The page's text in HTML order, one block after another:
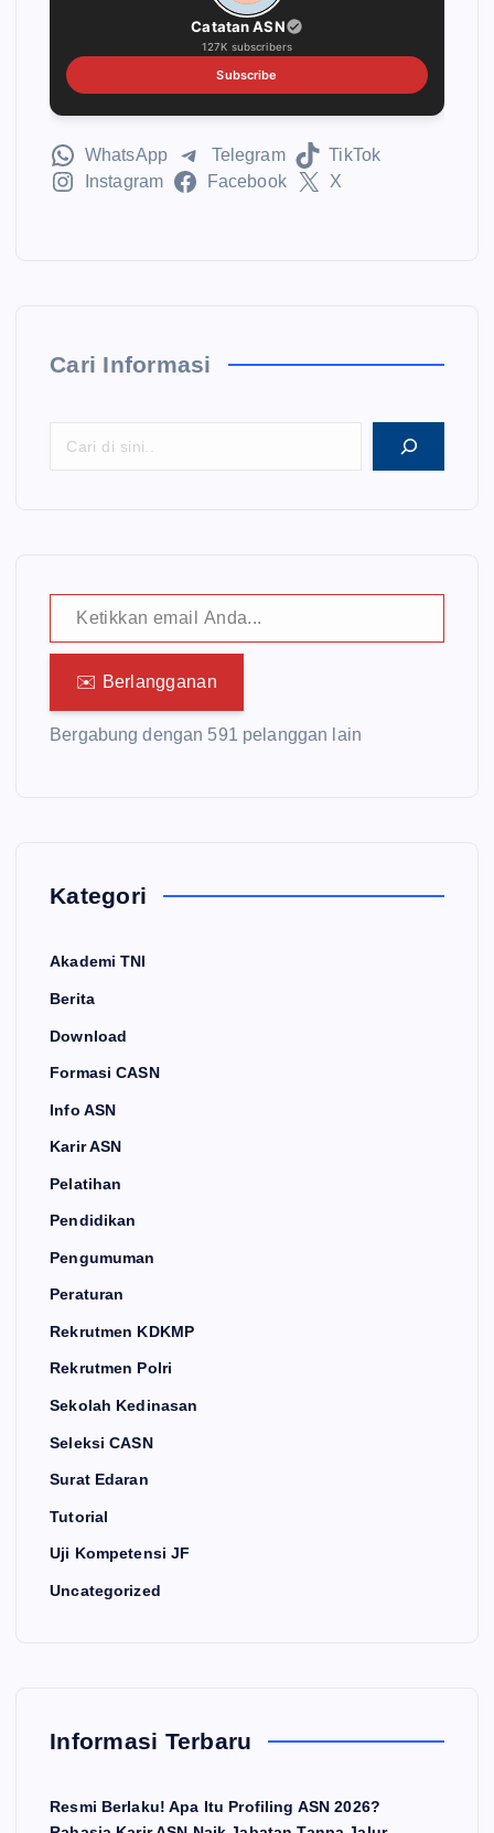
Catatan ASN
127K subscribers
Subscribe
WhatsApp Telegram
TikTok
Instagram
Facebook X
Cari Informasi
Ketikkan email Anda...
✉️ Berlangganan
Bergabung dengan 591 pelanggan lain
Kategori
Akademi TNI
Berita
Download
Formasi CASN
Info ASN
Karir ASN
Pelatihan
Pendidikan
Pengumuman
Peraturan
Rekrutmen KDKMP
Rekrutmen Polri
Sekolah Kedinasan
Seleksi CASN
Surat Edaran
Tutorial
Uji Kompetensi JF
Uncategorized
Informasi Terbaru
Resmi Berlaku! Apa Itu Profiling ASN 2026?